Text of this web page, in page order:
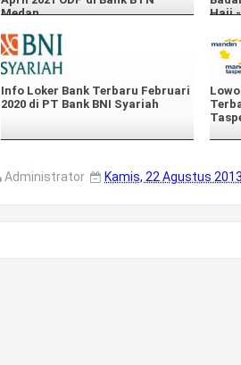
Medan
Haji -
Info Loker Bank Terbaru Februari
2020 di PT Bank BNI Syariah
Administrator Kamis, 22 Agustus 2013